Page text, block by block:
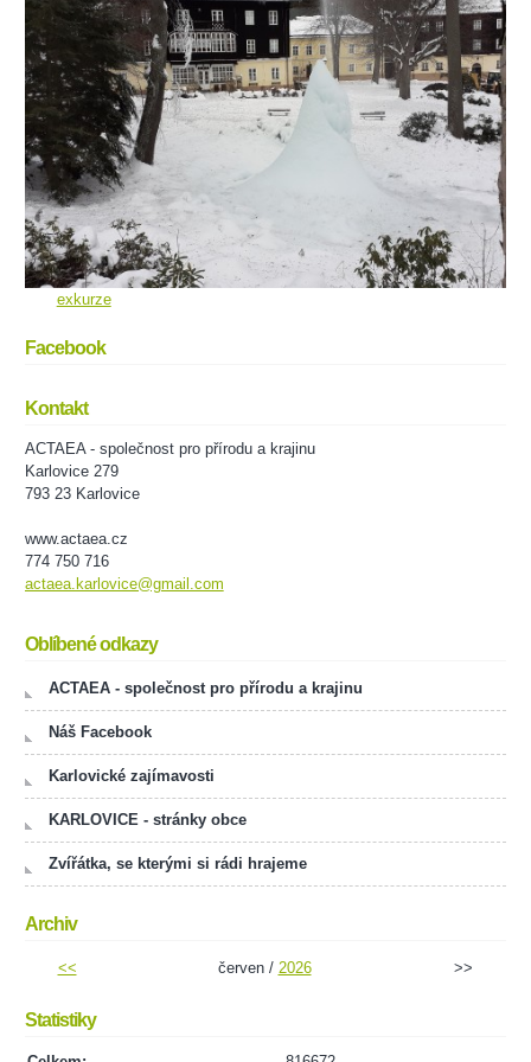
exkurze
Facebook
Kontakt
ACTAEA - společnost pro přírodu a krajinu
Karlovice 279
793 23 Karlovice
www.actaea.cz
774 750 716
actaea.karlovice@gmail.com
Oblíbené odkazy
ACTAEA - společnost pro přírodu a krajinu
Náš Facebook
Karlovické zajímavosti
KARLOVICE - stránky obce
Zvířátka, se kterými si rádi hrajeme
Archiv
<< červen / 2026 >>
Statistiky